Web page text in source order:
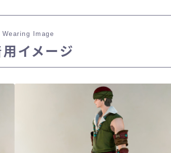
四分丈
ハーフパンツ
極シタデル・ボズヤ追憶戦
Wearing Image
イメージ